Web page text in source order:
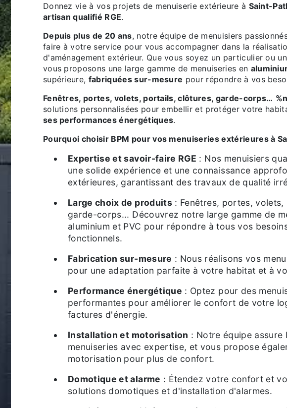
Donnez vie à vos projets de menuiserie extérieure à Saint-
artisan qualifié RGE.
Depuis plus de 20 ans, notre équipe de menuisiers
faire à votre service pour vous accompagner dans la
d'aménagement extérieur. Que vous soyez un particulier ou
vous proposons une large gamme de menuiseries en
supérieure, fabriquées sur-mesure pour répondre à vos
Fenêtres, portes, volets, portails, clôtures, garde-corps…
solutions personnalisées pour embellir et protéger votre
ses performances énergétiques.
Pourquoi choisir BPM pour vos menuiseries extérieures à
Expertise et savoir-faire RGE : Nos menuisiers
une solide expérience et une connaissance
extérieures, garantissant des travaux de qualité
Large choix de produits: Fenêtres, portes,
garde-corps... Découvrez notre large gamme de
aluminium et PVC pour répondre à tous vos
fonctionnels.
Fabrication sur-mesure : Nous réalisons vos
pour une adaptation parfaite à votre habitat et à
Performance énergétique : Optez pour des
performantes pour améliorer le confort de votre
factures d'énergie.
Installation et motorisation : Notre équipe assure
menuiseries avec expertise, et vous propose
motorisation pour plus de confort.
Domotique et alarme : Étendez votre confort et
solutions domotiques et d'installation d'alarmes.